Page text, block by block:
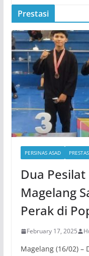
Prestasi
PERSINAS ASAD
Dua Pesilat
Magelang
Perak di
February 17, 2025
Magelang (16/02) –